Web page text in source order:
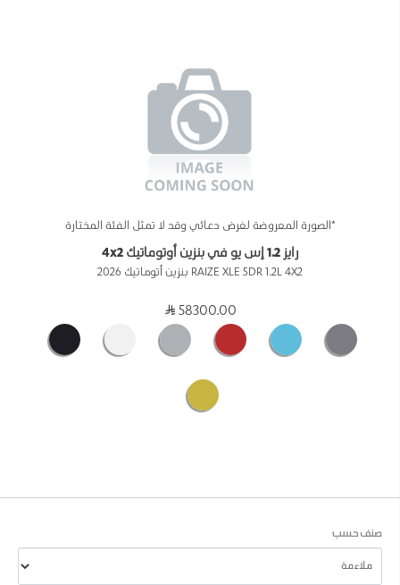
*الصورة المعروضة لغرض دعائي وقد لا تمثل الفئة المختارة
رايز 1.2 إس يو في بنزين أوتوماتيك 4x2
RAIZE XLE 5DR 1.2L 4X2 بنزين أتوماتيك 2026
58300.00
صنف حسب